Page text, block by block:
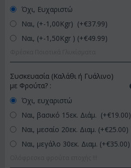
Όχι, Ευχαριστώ
Ναι, (+-1,00Kgr) (+€37.99)
Ναι, (+-1,50Kgr ) (+€49.99)
Συσκευασία (Καλάθι ή Γυάλινο)
με Φρούτα? :
Όχι, ευχαριστώ
Ναι, βασικό 15εκ. Διάμ. (+€19.00)
Ναι, μεσαίο 20εκ. Διαμ. (+€25.00)
Ναι, μεγάλο 30εκ. Διαμ. (+€35.00)